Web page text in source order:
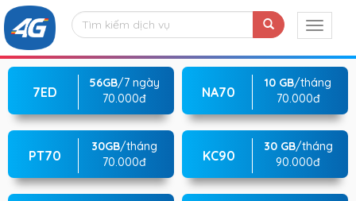
7ED
56GB/7 ngày
70.000đ
NA70
10 GB/tháng
70.000đ
PT70
30GB/tháng
70.000đ
KC90
30 GB/tháng
90.000đ